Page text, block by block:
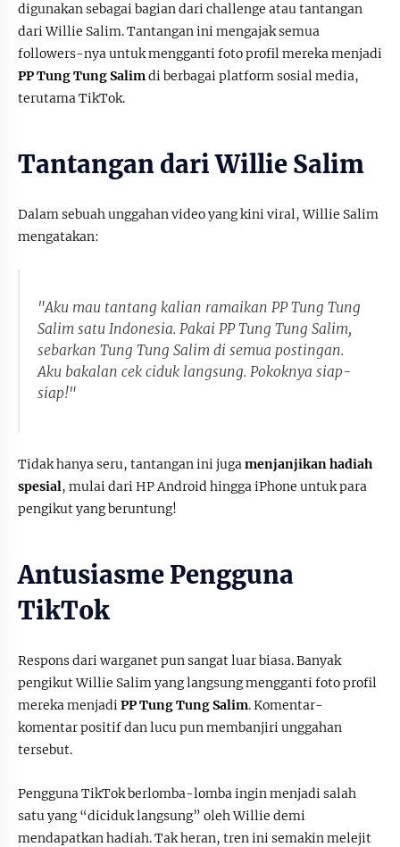
digunakan sebagai bagian dari challenge atau tantangan
dari Willie Salim. Tantangan ini mengajak semua
followers-nya untuk mengganti foto profil mereka menjadi
PP Tung Tung Salimdi berbagai platform sosial media,
terutama TikTok.
Tantangan dari Willie Salim
Dalam sebuah unggahan video yang kini viral, Willie Salim
mengatakan:
"Aku mau tantang kalian ramaikan PP Tung Tung
Salim satu Indonesia. Pakai PP Tung Tung Salim,
sebarkan Tung Tung Salim di semua postingan.
Aku bakalan cek ciduk langsung. Pokoknya siap-
siap!"
Tidak hanya seru, tantangan ini jugamenjanjikan hadiah
spesial, mulai dari HP Android hingga iPhone untuk para
pengikut yang beruntung!
Antusiasme Pengguna
TikTok
Respons dari warganet pun sangat luar biasa. Banyak
pengikut Willie Salim yang langsung mengganti foto profil
mereka menjadiPP Tung Tung Salim. Komentar-
komentar positif dan lucu pun membanjiri unggahan
tersebut.
Pengguna TikTok berlomba-lomba ingin menjadi salah
satu yang “diciduk langsung” oleh Willie demi
mendapatkan hadiah. Tak heran, tren ini semakin melejit